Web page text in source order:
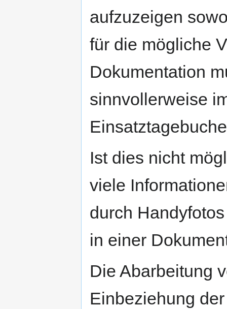
aufzuzeigen
für die mögliche
Dokumentation
sinnvollerweise
Ist dies nicht
viele
durch
in einer
Die Abarbeitung
Einbeziehung